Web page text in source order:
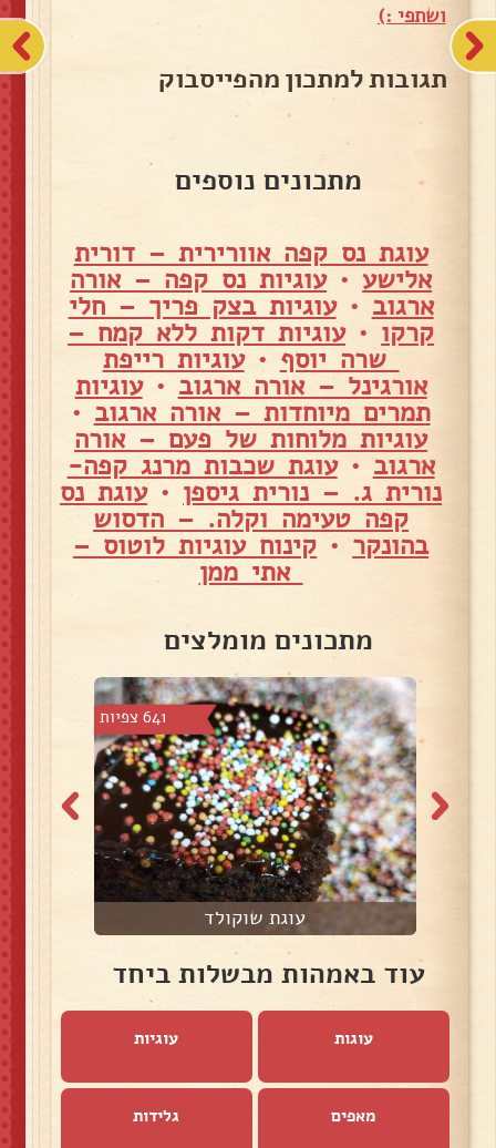
ושתפי :)
תגובות למתכון מהפייסבוק
מתכונים נוספים
עוגת נס קפה אוורירית – דורית
אלישע•עוגיות נס קפה – אורה
ארגוב •עוגיות בצק פריך – חלי
קרקו •עוגיות דקות ללא קמח –
שרה יוסף •עוגיות רייפת
אורגינל – אורה ארגוב •עוגיות
תמרים מיוחדות – אורה ארגוב •
עוגיות מלוחות של פעם – אורה
ארגוב •עוגת שכבות מרנג קפה-
נורית ג. – נורית גיספן •עוגת נס
קפה טעימה וקלה. – הדסוש
בהונקר • קינוח עוגיות לוטוס –
אתי ממן
מתכונים מומלצים
641 צפיות
עוגת שוקולד
עוד באמהות מבשלות ביחד
עוגות עוגיות
מאפים גלידות